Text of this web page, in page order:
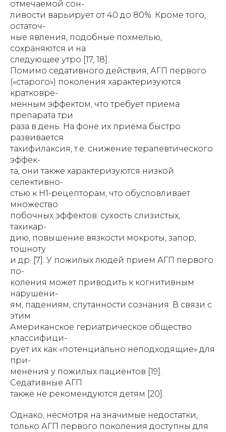
отмечаемой сон-
ливости варьирует от 40 до 80%. Кроме того,
остаточ-
ные явления, подобные похмелью,
сохраняются и на
следующее утро [17, 18].
Помимо седативного действия, АГП первого
(«старого») поколения характеризуются
кратковре-
менным эффектом, что требует приема
препарата три
раза в день. На фоне их приема быстро
развивается
тахифилаксия, т.е. снижение терапевтического
эффек-
та, они также характеризуются низкой
селективно-
стью к Н1-рецепторам, что обусловливает
множество
побочных эффектов: сухость слизистых,
тахикар-
дию, повышение вязкости мокроты, запор,
тошноту
и др. [7]. У пожилых людей прием АГП первого
по-
коления может приводить к когнитивным
нарушени-
ям, падениям, спутанности сознания. В связи с
этим
Американское гериатрическое общество
классифици-
рует их как «потенциально неподходящие» для
при-
менения у пожилых пациентов [19].
Седативные АГП
также не рекомендуются детям [20].
Однако, несмотря на значимые недостатки,
только АГП первого поколения доступны для